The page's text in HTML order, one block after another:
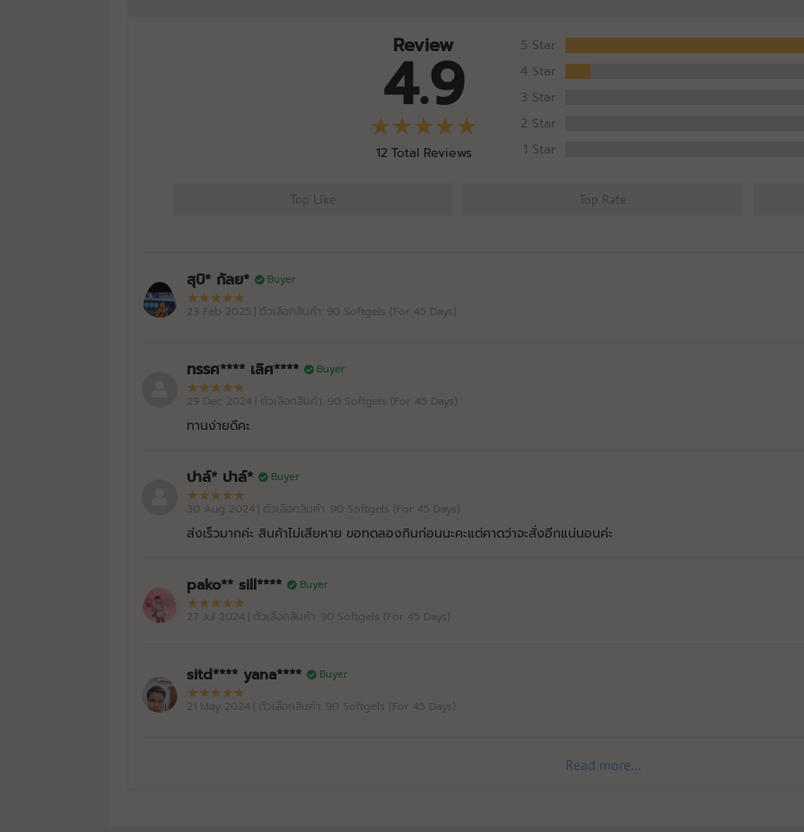
Review
4.9
12 Total Reviews
5 Star
4 Star
3 Star
2 Star
1 Star
Top Like Top Rate
สุบิ* กัลย* Buyer
23 Feb 2025 | ตัวเลือกสินค้า: 90 Softgels (For 45 Days)
ทรรศ**** เลิศ**** Buyer
29 Dec 2024 | ตัวเลือกสินค้า: 90 Softgels (For 45 Days)
ทานง่ายดีคะ
ปาล์* ปาล์* Buyer
30 Aug 2024 | ตัวเลือกสินค้า: 90 Softgels (For 45 Days)
ส่งเร็วมากค่ะ สินค้าไม่เสียหาย ขอทดลองกินก่อนนะคะแต่คาดว่าจะสั่งอีกแน่นอนค่ะ
pako** sill**** Buyer
27 Jul 2024 | ตัวเลือกสินค้า: 90 Softgels (For 45 Days)
sitd**** yana**** Buyer
21 May 2024 | ตัวเลือกสินค้า: 90 Softgels (For 45 Days)
Read more...